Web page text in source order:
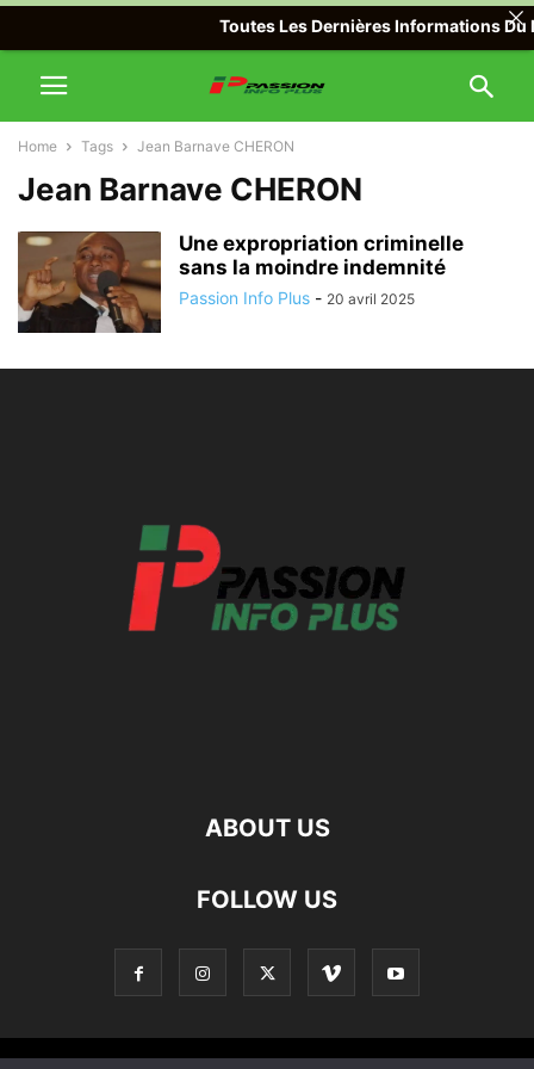
Home Tags Jean Barnave CHERON
Jean Barnave CHERON
Une expropriation criminelle
sans la moindre indemnité
Passion Info Plus - 20 avril 2025
ABOUT US
FOLLOW US
Toutes Les Dernières Informations